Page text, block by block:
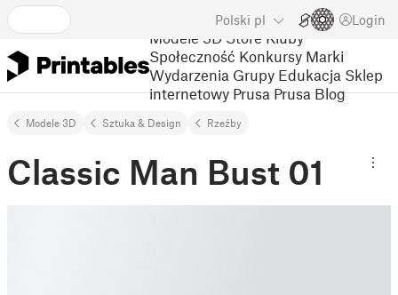
Polski pl Login
Modele 3D Store Kluby
Społeczność Konkursy Marki
Wydarzenia Grupy Edukacja Sklep
internetowy Prusa Prusa Blog
Modele 3D Sztuka & Design Rzeźby
Classic Man Bust 01